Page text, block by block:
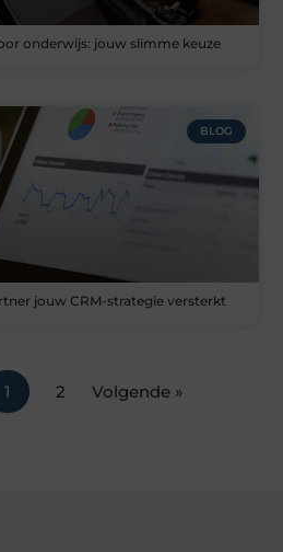
onderwijs: jouw slimme keuze
BLOG
jouw CRM-strategie versterkt
1 2 Volgende »